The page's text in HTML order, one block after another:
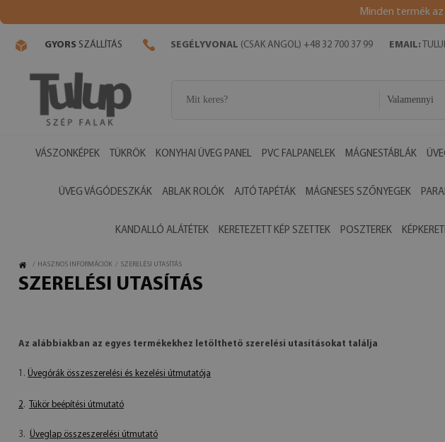
Minden termék
GYORS SZÁLLÍTÁS SEGÉLYVONAL (CSAK ANGOL) +48 32 700 37 99 EMAIL:
Valamennyi
VÁSZONKÉPEK TÜKRÖK KONYHAI ÜVEG PANEL PVC FALPANELEK MÁGNESTÁBLÁK
ÜVEG VÁGÓDESZKÁK ABLAK ROLÓK AJTÓ TAPÉTÁK MÁGNESES SZŐNYEGEK
KANDALLÓ ALÁTÉTEK KERETEZETT KÉP SZETTEK POSZTEREK
/ HASZNOS INFORMÁCIÓK / SZERELÉSI UTASÍTÁS
SZERELÉSI UTASÍTÁS
Az alábbiakban az egyes termékekhez letölthető szerelési utasításokat találja
1. Üvegórák összeszerelési és kezelési útmutatója
2. Tükör beépítési útmutató
3. Üveglap összeszerelési útmutató